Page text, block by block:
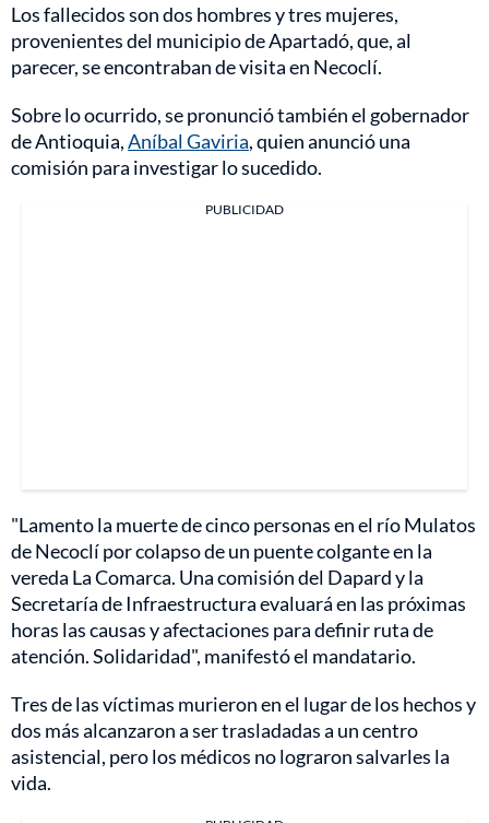
Los fallecidos son dos hombres y tres mujeres,
provenientes del municipio deApartadó, que, al
parecer, se encontraban de visita en Necoclí.
Sobre lo ocurrido, se pronunció también el gobernador
de Antioquia,Aníbal Gaviria, quien anunció una
comisión para investigar lo sucedido.
PUBLICIDAD
"Lamento la muerte de cinco personas en el río Mulatos
de Necoclí por colapso de un puente colgante en la
vereda La Comarca. Una comisión del Dapard y la
Secretaría de Infraestructura evaluará en las próximas
horas las causas y afectaciones para definir ruta de
atención. Solidaridad", manifestó el mandatario.
Tres de las víctimas murieron en el lugar de los hechos y
dos más alcanzaron a ser trasladadas a un centro
asistencial, pero los médicos no lograron salvarles la
vida.